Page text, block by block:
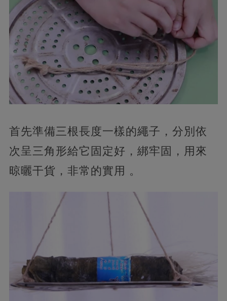
首先準備三根長度一樣的繩子，分別依
次呈三角形給它固定好，綁牢固，用來
晾曬干貨，非常的實用 。